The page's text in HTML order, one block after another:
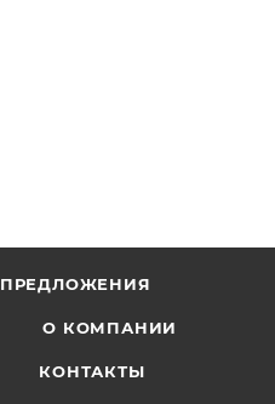
ПРЕДЛОЖЕНИЯ
О КОМПАНИИ
КОНТАКТЫ